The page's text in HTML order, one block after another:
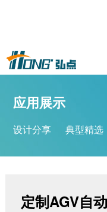
公司简介
设计分享
优秀案例
重型龙门上下料桁架机
工业机器人
履带底盘
系统方案
在线询价
应用展示
设计分享 典型精选
定制AGV自